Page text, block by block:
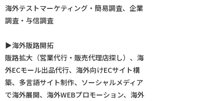
海外テストマーケティング・簡易調査、企業
調査・与信調査
▶︎海外販路開拓
販路拡大（営業代行・販売代理店探し）、海
外ECモール出品代行、海外向けECサイト構
築、多言語サイト制作、ソーシャルメディア
で海外展開、海外WEBプロモーション、海外